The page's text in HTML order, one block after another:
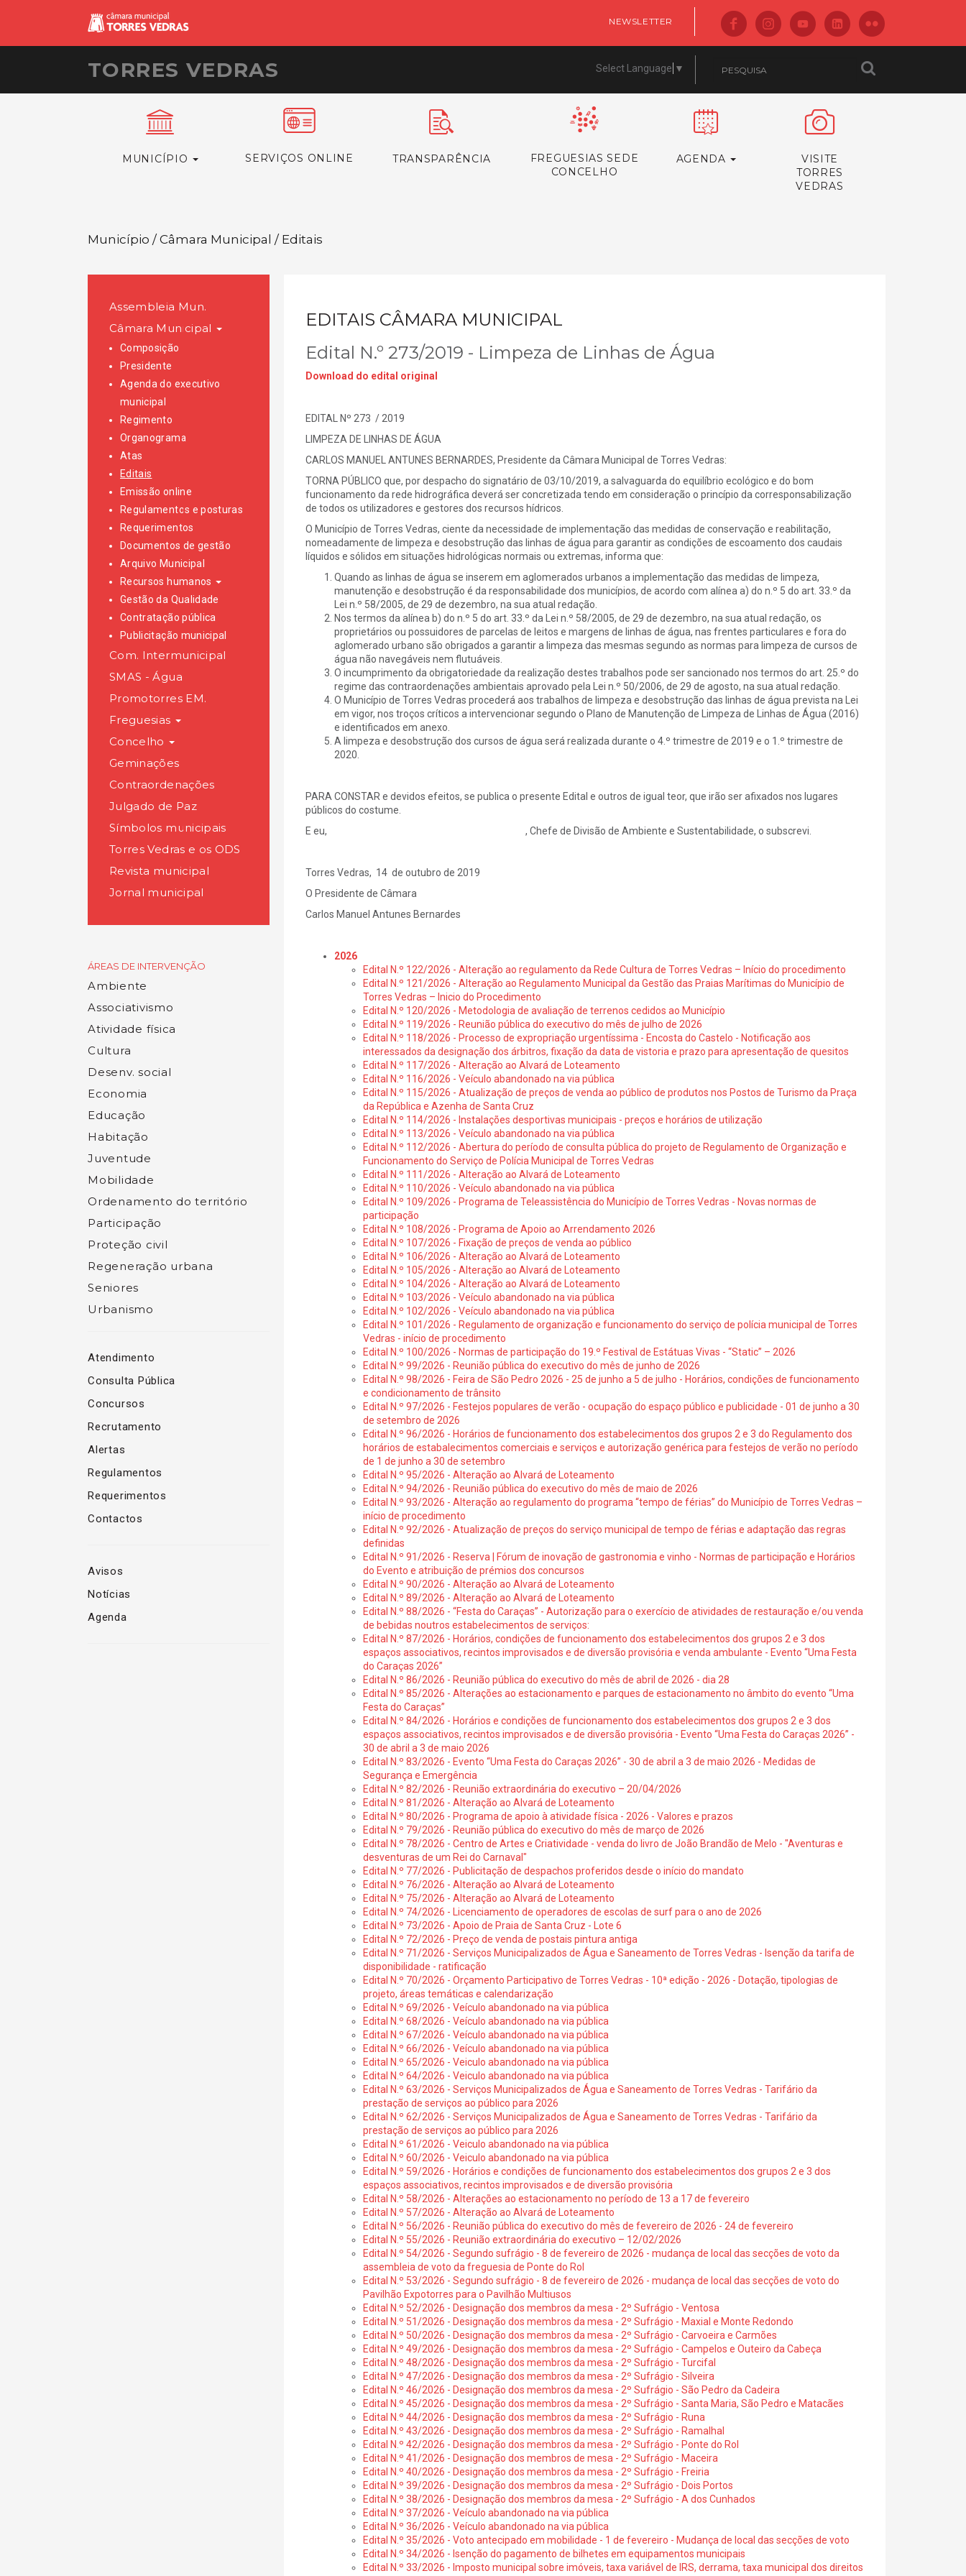
NEWSLETTER
TORRES VEDRAS Select Language ▼
MUNICÍPIO SERVIÇOS ONLINE TRANSPARÊNCIA
FREGUESIAS SEDE
CONCELHO
AGENDA
VISITE
TORRES
VEDRAS
Município / Câmara Municipal / Editais
Assembleia Mun.
Câmara Municipal
Composição
Presidente
Agenda do executivo
municipal
Regimento
Organograma
Atas
Editais
Emissão online
Regulamentos e posturas
Requerimentos
Documentos de gestão
Arquivo Municipal
Recursos humanos
Gestão da Qualidade
Contratação pública
Publicitação municipal
Com. Intermunicipal
SMAS - Água
Promotorres EM.
Freguesias
Concelho
Geminações
Contraordenações
Julgado de Paz
Símbolos municipais
Torres Vedras e os ODS
Revista municipal
Jornal municipal
ÁREAS DE INTERVENÇÃO
Ambiente
Associativismo
Atividade física
Cultura
Desenv. social
Economia
Educação
Habitação
Juventude
Mobilidade
Ordenamento do território
Participação
Proteção civil
Regeneração urbana
Seniores
Urbanismo
Atendimento
Consulta Pública
Concursos
Recrutamento
Alertas
Regulamentos
Requerimentos
Contactos
Avisos
Notícias
Agenda
EDITAIS CÂMARA MUNICIPAL
Edital N.º 273/2019 - Limpeza de Linhas de Água
Download do edital original
EDITAL Nº 273 / 2019
LIMPEZA DE LINHAS DE ÁGUA
CARLOS MANUEL ANTUNES BERNARDES, Presidente da Câmara Municipal de Torres Vedras:
TORNA PÚBLICO que, por despacho do signatário de 03/10/2019, a salvaguarda do equilíbrio ecológico e do bom
funcionamento da rede hidrográfica deverá ser concretizada tendo em consideração o princípio da corresponsabilização
de todos os utilizadores e gestores dos recursos hídricos.
O Município de Torres Vedras, ciente da necessidade de implementação das medidas de conservação e reabilitação,
nomeadamente de limpeza e desobstrução das linhas de água para garantir as condições de escoamento dos caudais
líquidos e sólidos em situações hidrológicas normais ou extremas, informa que:
Quando as linhas de água se inserem em aglomerados urbanos a implementação das medidas de limpeza,
manutenção e desobstrução é da responsabilidade dos municípios, de acordo com alínea a) do n.º 5 do art. 33.º da
Lei n.º 58/2005, de 29 de dezembro, na sua atual redação.
Nos termos da alínea b) do n.º 5 do art. 33.º da Lei n.º 58/2005, de 29 de dezembro, na sua atual redação, os
proprietários ou possuidores de parcelas de leitos e margens de linhas de água, nas frentes particulares e fora do
aglomerado urbano são obrigados a garantir a limpeza das mesmas segundo as normas para limpeza de cursos de
água não navegáveis nem flutuáveis.
O incumprimento da obrigatoriedade da realização destes trabalhos pode ser sancionado nos termos do art. 25.º do
regime das contraordenações ambientais aprovado pela Lei n.º 50/2006, de 29 de agosto, na sua atual redação.
O Município de Torres Vedras procederá aos trabalhos de limpeza e desobstrução das linhas de água prevista na Lei
em vigor, nos troços críticos a intervencionar segundo o Plano de Manutenção de Limpeza de Linhas de Água (2016)
e identificados em anexo.
A limpeza e desobstrução dos cursos de água será realizada durante o 4.º trimestre de 2019 e o 1.º trimestre de
2020.
PARA CONSTAR e devidos efeitos, se publica o presente Edital e outros de igual teor, que irão ser afixados nos lugares
públicos do costume.
E eu, , Chefe de Divisão de Ambiente e Sustentabilidade, o subscrevi.
Torres Vedras, 14 de outubro de 2019
O Presidente de Câmara
Carlos Manuel Antunes Bernardes
2026
Edital N.º 122/2026 - Alteração ao regulamento da Rede Cultura de Torres Vedras – Início do procedimento
Edital N.º 121/2026 - Alteração ao Regulamento Municipal da Gestão das Praias Marítimas do Município de
Torres Vedras – Inicio do Procedimento
Edital N.º 120/2026 - Metodologia de avaliação de terrenos cedidos ao Município
Edital N.º 119/2026 - Reunião pública do executivo do mês de julho de 2026
Edital N.º 118/2026 - Processo de expropriação urgentíssima - Encosta do Castelo - Notificação aos
interessados da designação dos árbitros, fixação da data de vistoria e prazo para apresentação de quesitos
Edital N.º 117/2026 - Alteração ao Alvará de Loteamento
Edital N.º 116/2026 - Veículo abandonado na via pública
Edital N.º 115/2026 - Atualização de preços de venda ao público de produtos nos Postos de Turismo da Praça
da República e Azenha de Santa Cruz
Edital N.º 114/2026 - Instalações desportivas municipais - preços e horários de utilização
Edital N.º 113/2026 - Veículo abandonado na via pública
Edital N.º 112/2026 - Abertura do período de consulta pública do projeto de Regulamento de Organização e
Funcionamento do Serviço de Polícia Municipal de Torres Vedras
Edital N.º 111/2026 - Alteração ao Alvará de Loteamento
Edital N.º 110/2026 - Veículo abandonado na via pública
Edital N.º 109/2026 - Programa de Teleassistência do Município de Torres Vedras - Novas normas de
participação
Edital N.º 108/2026 - Programa de Apoio ao Arrendamento 2026
Edital N.º 107/2026 - Fixação de preços de venda ao público
Edital N.º 106/2026 - Alteração ao Alvará de Loteamento
Edital N.º 105/2026 - Alteração ao Alvará de Loteamento
Edital N.º 104/2026 - Alteração ao Alvará de Loteamento
Edital N.º 103/2026 - Veículo abandonado na via pública
Edital N.º 102/2026 - Veículo abandonado na via pública
Edital N.º 101/2026 - Regulamento de organização e funcionamento do serviço de polícia municipal de Torres
Vedras - início de procedimento
Edital N.º 100/2026 - Normas de participação do 19.º Festival de Estátuas Vivas - “Static” – 2026
Edital N.º 99/2026 - Reunião pública do executivo do mês de junho de 2026
Edital N.º 98/2026 - Feira de São Pedro 2026 - 25 de junho a 5 de julho - Horários, condições de funcionamento
e condicionamento de trânsito
Edital N.º 97/2026 - Festejos populares de verão - ocupação do espaço público e publicidade - 01 de junho a 30
de setembro de 2026
Edital N.º 96/2026 - Horários de funcionamento dos estabelecimentos dos grupos 2 e 3 do Regulamento dos
horários de estabalecimentos comerciais e serviços e autorização genérica para festejos de verão no período
de 1 de junho a 30 de setembro
Edital N.º 95/2026 - Alteração ao Alvará de Loteamento
Edital N.º 94/2026 - Reunião pública do executivo do mês de maio de 2026
Edital N.º 93/2026 - Alteração ao regulamento do programa “tempo de férias” do Município de Torres Vedras –
início de procedimento
Edital N.º 92/2026 - Atualização de preços do serviço municipal de tempo de férias e adaptação das regras
definidas
Edital N.º 91/2026 - Reserva | Fórum de inovação de gastronomia e vinho - Normas de participação e Horários
do Evento e atribuição de prémios dos concursos
Edital N.º 90/2026 - Alteração ao Alvará de Loteamento
Edital N.º 89/2026 - Alteração ao Alvará de Loteamento
Edital N.º 88/2026 - “Festa do Caraças” - Autorização para o exercício de atividades de restauração e/ou venda
de bebidas noutros estabelecimentos de serviços:
Edital N.º 87/2026 - Horários, condições de funcionamento dos estabelecimentos dos grupos 2 e 3 dos
espaços associativos, recintos improvisados e de diversão provisória e venda ambulante - Evento “Uma Festa
do Caraças 2026”
Edital N.º 86/2026 - Reunião pública do executivo do mês de abril de 2026 - dia 28
Edital N.º 85/2026 - Alterações ao estacionamento e parques de estacionamento no âmbito do evento “Uma
Festa do Caraças”
Edital N.º 84/2026 - Horários e condições de funcionamento dos estabelecimentos dos grupos 2 e 3 dos
espaços associativos, recintos improvisados e de diversão provisória - Evento “Uma Festa do Caraças 2026” -
30 de abril a 3 de maio 2026
Edital N.º 83/2026 - Evento “Uma Festa do Caraças 2026” - 30 de abril a 3 de maio 2026 - Medidas de
Segurança e Emergência
Edital N.º 82/2026 - Reunião extraordinária do executivo – 20/04/2026
Edital N.º 81/2026 - Alteração ao Alvará de Loteamento
Edital N.º 80/2026 - Programa de apoio à atividade física - 2026 - Valores e prazos
Edital N.º 79/2026 - Reunião pública do executivo do mês de março de 2026
Edital N.º 78/2026 - Centro de Artes e Criatividade - venda do livro de João Brandão de Melo - "Aventuras e
desventuras de um Rei do Carnaval"
Edital N.º 77/2026 - Publicitação de despachos proferidos desde o início do mandato
Edital N.º 76/2026 - Alteração ao Alvará de Loteamento
Edital N.º 75/2026 - Alteração ao Alvará de Loteamento
Edital N.º 74/2026 - Licenciamento de operadores de escolas de surf para o ano de 2026
Edital N.º 73/2026 - Apoio de Praia de Santa Cruz - Lote 6
Edital N.º 72/2026 - Preço de venda de postais pintura antiga
Edital N.º 71/2026 - Serviços Municipalizados de Água e Saneamento de Torres Vedras - Isenção da tarifa de
disponibilidade - ratificação
Edital N.º 70/2026 - Orçamento Participativo de Torres Vedras - 10ª edição - 2026 - Dotação, tipologias de
projeto, áreas temáticas e calendarização
Edital N.º 69/2026 - Veículo abandonado na via pública
Edital N.º 68/2026 - Veículo abandonado na via pública
Edital N.º 67/2026 - Veículo abandonado na via pública
Edital N.º 66/2026 - Veículo abandonado na via pública
Edital N.º 65/2026 - Veiculo abandonado na via pública
Edital N.º 64/2026 - Veiculo abandonado na via pública
Edital N.º 63/2026 - Serviços Municipalizados de Água e Saneamento de Torres Vedras - Tarifário da
prestação de serviços ao público para 2026
Edital N.º 62/2026 - Serviços Municipalizados de Água e Saneamento de Torres Vedras - Tarifário da
prestação de serviços ao público para 2026
Edital N.º 61/2026 - Veiculo abandonado na via pública
Edital N.º 60/2026 - Veiculo abandonado na via pública
Edital N.º 59/2026 - Horários e condições de funcionamento dos estabelecimentos dos grupos 2 e 3 dos
espaços associativos, recintos improvisados e de diversão provisória
Edital N.º 58/2026 - Alterações ao estacionamento no período de 13 a 17 de fevereiro
Edital N.º 57/2026 - Alteração ao Alvará de Loteamento
Edital N.º 56/2026 - Reunião pública do executivo do mês de fevereiro de 2026 - 24 de fevereiro
Edital N.º 55/2026 - Reunião extraordinária do executivo – 12/02/2026
Edital N.º 54/2026 - Segundo sufrágio - 8 de fevereiro de 2026 - mudança de local das secções de voto da
assembleia de voto da freguesia de Ponte do Rol
Edital N.º 53/2026 - Segundo sufrágio - 8 de fevereiro de 2026 - mudança de local das secções de voto do
Pavilhão Expotorres para o Pavilhão Multiusos
Edital N.º 52/2026 - Designação dos membros da mesa - 2º Sufrágio - Ventosa
Edital N.º 51/2026 - Designação dos membros da mesa - 2º Sufrágio - Maxial e Monte Redondo
Edital N.º 50/2026 - Designação dos membros da mesa - 2º Sufrágio - Carvoeira e Carmões
Edital N.º 49/2026 - Designação dos membros da mesa - 2º Sufrágio - Campelos e Outeiro da Cabeça
Edital N.º 48/2026 - Designação dos membros da mesa - 2º Sufrágio - Turcifal
Edital N.º 47/2026 - Designação dos membros da mesa - 2º Sufrágio - Silveira
Edital N.º 46/2026 - Designação dos membros da mesa - 2º Sufrágio - São Pedro da Cadeira
Edital N.º 45/2026 - Designação dos membros da mesa - 2º Sufrágio - Santa Maria, São Pedro e Matacães
Edital N.º 44/2026 - Designação dos membros da mesa - 2º Sufrágio - Runa
Edital N.º 43/2026 - Designação dos membros da mesa - 2º Sufrágio - Ramalhal
Edital N.º 42/2026 - Designação dos membros da mesa - 2º Sufrágio - Ponte do Rol
Edital N.º 41/2026 - Designação dos membros de mesa - 2º Sufrágio - Maceira
Edital N.º 40/2026 - Designação dos membros da mesa - 2º Sufrágio - Freiria
Edital N.º 39/2026 - Designação dos membros da mesa - 2º Sufrágio - Dois Portos
Edital N.º 38/2026 - Designação dos membros da mesa - 2º Sufrágio - A dos Cunhados
Edital N.º 37/2026 - Veículo abandonado na via pública
Edital N.º 36/2026 - Veículo abandonado na via pública
Edital N.º 35/2026 - Voto antecipado em mobilidade - 1 de fevereiro - Mudança de local das secções de voto
Edital N.º 34/2026 - Isenção do pagamento de bilhetes em equipamentos municipais
Edital N.º 33/2026 - Imposto municipal sobre imóveis, taxa variável de IRS, derrama, taxa municipal dos direitos